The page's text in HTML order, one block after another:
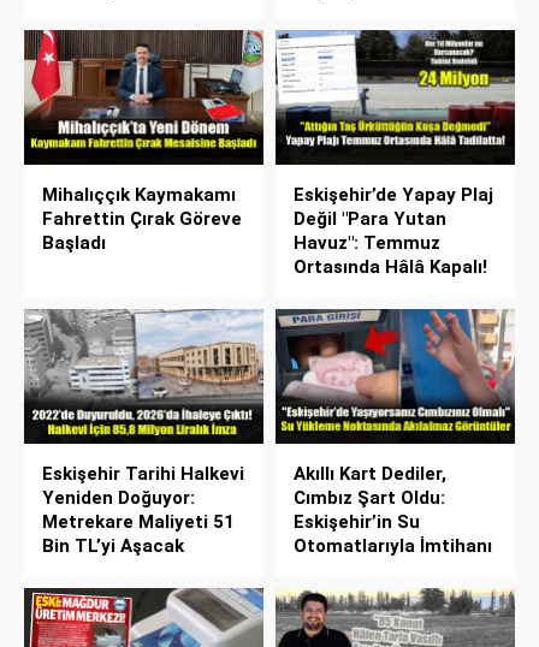
Mihalıççık Kaymakamı
Fahrettin Çırak Göreve
Başladı
Eskişehir’de Yapay Plaj
Değil "Para Yutan
Havuz": Temmuz
Ortasında Hâlâ Kapalı!
Eskişehir Tarihi Halkevi
Yeniden Doğuyor:
Metrekare Maliyeti 51
Bin TL’yi Aşacak
Akıllı Kart Dediler,
Cımbız Şart Oldu:
Eskişehir’in Su
Otomatlarıyla İmtihanı